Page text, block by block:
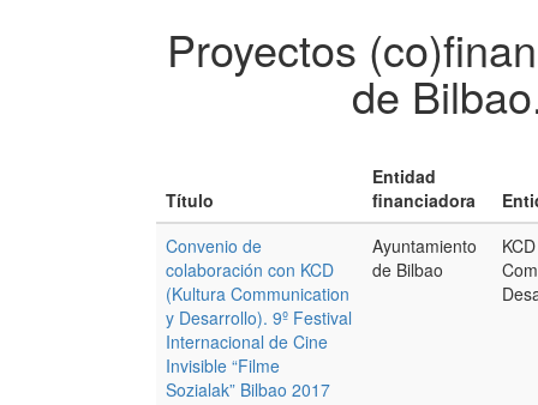
Proyectos
de
Título
Entidad
financiadora
Convenio de
colaboración con KCD
(Kultura Communication
y Desarrollo). 9º Festival
Internacional de Cine
Invisible “Filme
Sozialak” Bilbao 2017
Ayuntamiento
de Bilbao